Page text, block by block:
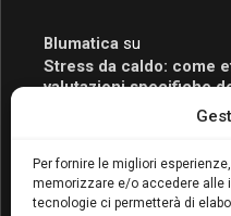
Per fornire le migliori
memorizzare e/o accedere alle
tecnologie ci permetterà di
Blumaticasu
Stress da caldo: come
valutazioni specifiche
attivo anche in
Blumatica da 80 Ore
Blumaticasu